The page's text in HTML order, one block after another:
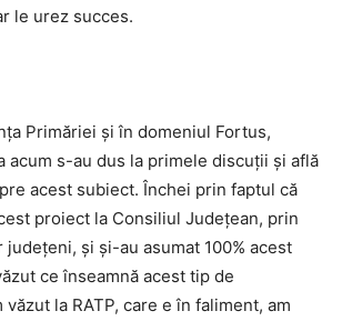
le urez succes.
Primăriei și în domeniul Fortus,
acum s-au dus la primele discuții și află
acest subiect. Închei prin faptul că
proiect la Consiliul Județean, prin
și și-au asumat 100% acest
ce înseamnă acest tip de
văzut la RATP, care e în faliment, am